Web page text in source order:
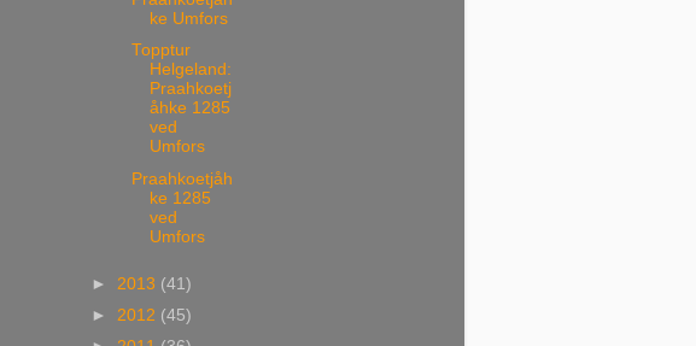
ke Umfors
Topptur
Helgeland:
Praahkoetj
åhke 1285
ved
Umfors
Praahkoetjåh
ke 1285
ved
Umfors
► 2013 (41)
► 2012 (45)